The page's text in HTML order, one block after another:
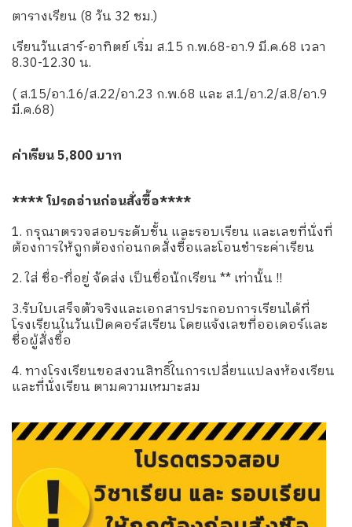
ตารางเรียน (8 วัน 32 ชม.)
เรียนวันเสาร์-อาทิตย์ เริ่ม ส.15 ก.พ.68-อา.9 มี.ค.68 เวลา
8.30-12.30 น.
( ส.15/อา.16/ส.22/อา.23 ก.พ.68 และ ส.1/อา.2/ส.8/อา.9
มี.ค.68)
ค่าเรียน 5,800 บาท
**** โปรดอ่านก่อนสั่งซื้อ****
1. กรุณาตรวจสอบระดับชั้น และรอบเรียน และเลขที่นั่งที่
ต้องการให้ถูกต้องก่อนกดสั่งซื้อและโอนชำระค่าเรียน
2. ใส่ ชื่อ-ที่อยู่ จัดส่ง เป็นชื่อนักเรียน ** เท่านั้น !!
3.รับใบเสร็จตัวจริงและเอกสารประกอบการเรียนได้ที่
โรงเรียนในวันเปิดคอร์สเรียน โดยแจ้งเลขที่ออเดอร์และ
ชื่อผู้สั่งซื้อ
4. ทางโรงเรียนขอสงวนสิทธิ์ในการเปลี่ยนแปลงห้องเรียน
และที่นั่งเรียน ตามความเหมาะสม